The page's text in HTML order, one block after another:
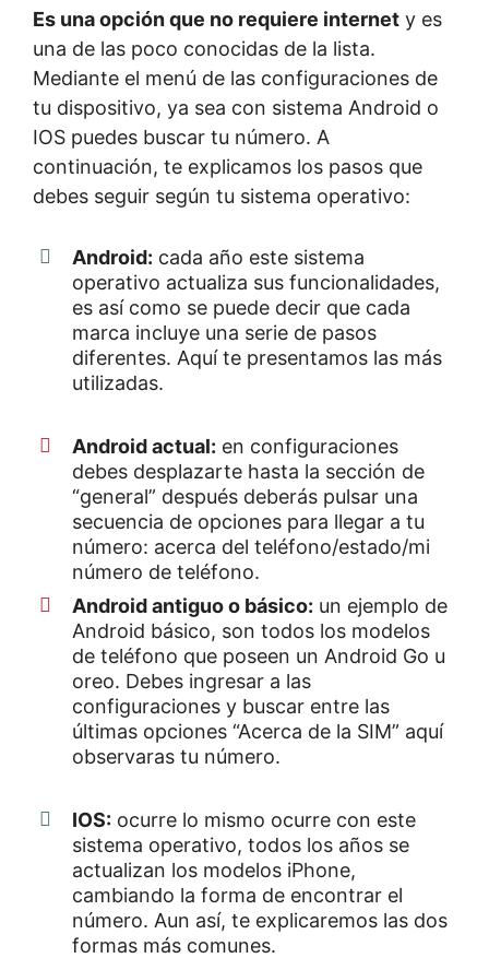
Es una opción que no requiere internet y es
una de las poco conocidas de la lista.
Mediante el menú de las configuraciones de
tu dispositivo, ya sea con sistema Android o
IOS puedes buscar tu número. A
continuación, te explicamos los pasos que
debes seguir según tu sistema operativo:
Android: cada año este sistema
operativo actualiza sus funcionalidades,
es así como se puede decir que cada
marca incluye una serie de pasos
diferentes. Aquí te presentamos las más
utilizadas.
Android actual: en configuraciones
debes desplazarte hasta la sección de
“general” después deberás pulsar una
secuencia de opciones para llegar a tu
número: acerca del teléfono/estado/mi
número de teléfono.
Android antiguo o básico: un ejemplo de
Android básico, son todos los modelos
de teléfono que poseen un Android Go u
oreo. Debes ingresar a las
configuraciones y buscar entre las
últimas opciones “Acerca de la SIM” aquí
observaras tu número.
IOS: ocurre lo mismo ocurre con este
sistema operativo, todos los años se
actualizan los modelos iPhone,
cambiando la forma de encontrar el
número. Aun así, te explicaremos las dos
formas más comunes.